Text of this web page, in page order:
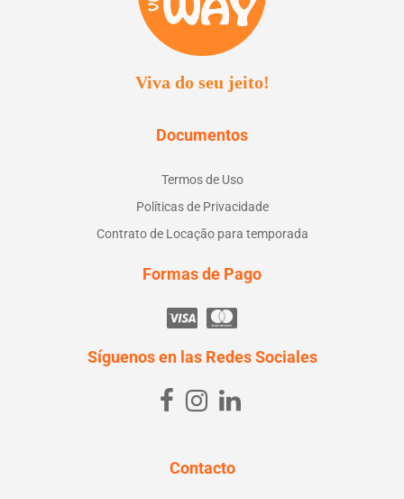
Viva do seu jeito!
Documentos
Termos de Uso
Políticas de Privacidade
Contrato de Locação para temporada
Formas de Pago
Síguenos en las Redes Sociales
Contacto